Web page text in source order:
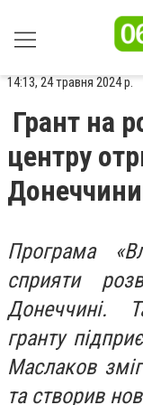
14:13, 24 травня 2024 р.
Грант на
центру
Донеччини
Програма
сприяти
Донеччині.
гранту
Маслаков
та створив